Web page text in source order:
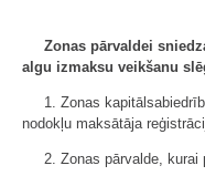
Zonas pārvaldei
algu izmaksu veikšanu
1. Zonas
nodokļu maksātāja
2. Zonas pārvalde, kurai